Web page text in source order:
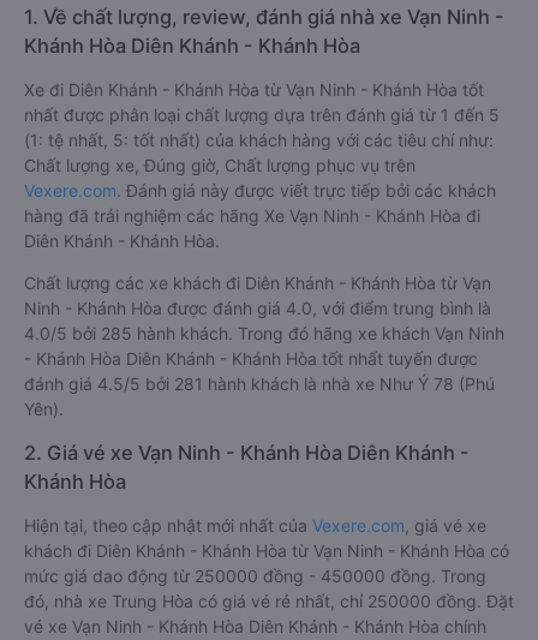
1. Về chất lượng, review, đánh giá nhà xe Vạn Ninh -
Khánh Hòa Diên Khánh - Khánh Hòa
Xe đi Diên Khánh - Khánh Hòa từ Vạn Ninh - Khánh Hòa tốt
nhất được phân loại chất lượng dựa trên đánh giá từ 1 đến 5
(1: tệ nhất, 5: tốt nhất) của khách hàng với các tiêu chí như:
Chất lượng xe, Đúng giờ, Chất lượng phục vụ trên
Vexere.com. Đánh giá này được viết trực tiếp bởi các khách
hàng đã trải nghiệm các hãng Xe Vạn Ninh - Khánh Hòa đi
Diên Khánh - Khánh Hòa.
Chất lượng các xe khách đi Diên Khánh - Khánh Hòa từ Vạn
Ninh - Khánh Hòa được đánh giá 4.0, với điểm trung bình là
4.0/5 bởi 285 hành khách. Trong đó hãng xe khách Vạn Ninh
- Khánh Hòa Diên Khánh - Khánh Hòa tốt nhất tuyến được
đánh giá 4.5/5 bởi 281 hành khách là nhà xe Như Ý 78 (Phú
Yên).
2. Giá vé xe Vạn Ninh - Khánh Hòa Diên Khánh -
Khánh Hòa
Hiện tại, theo cập nhật mới nhất của Vexere.com , giá vé xe
khách đi Diên Khánh - Khánh Hòa từ Vạn Ninh - Khánh Hòa có
mức giá dao động từ 250000 đồng - 450000 đồng. Trong
đó, nhà xe Trung Hòa có giá vé rẻ nhất, chỉ 250000 đồng. Đặt
vé xe Vạn Ninh - Khánh Hòa Diên Khánh - Khánh Hòa chính